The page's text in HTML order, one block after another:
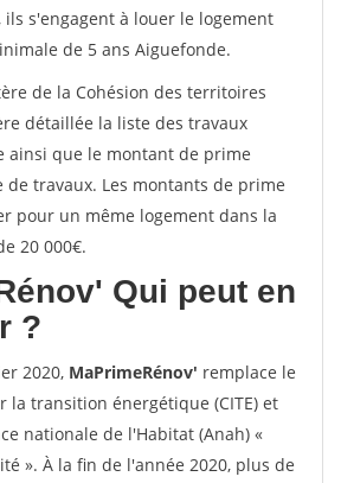
ils s'engagent à louer le logement
de 5 ans Aiguefonde.
de la Cohésion des territoires
détaillée la liste des travaux
ainsi que le montant de prime
travaux. Les montants de prime
pour un même logement dans la
20 000€.
Qui peut en
?
2020, MaPrimeRénov' remplace le
transition énergétique (CITE) et
nationale de l'Habitat (Anah) «
». À la fin de l'année 2020, plus de